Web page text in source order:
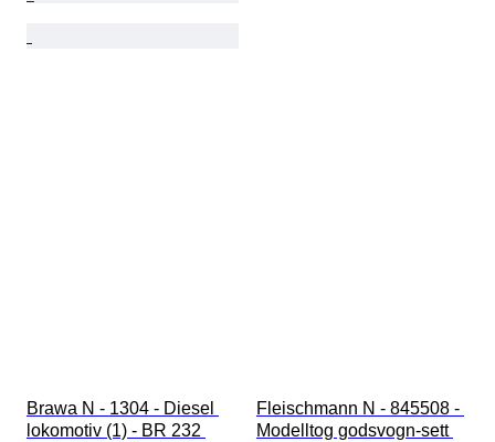
Brawa N - 1304 - Diesel
lokomotiv (1) - BR 232
Fleischmann N - 845508 -
Modelltog godsvogn-sett